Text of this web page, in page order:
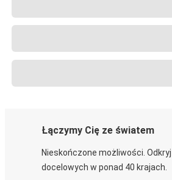
Łączymy Cię ze światem
Nieskończone możliwości.
docelowych w ponad 40 krajach.